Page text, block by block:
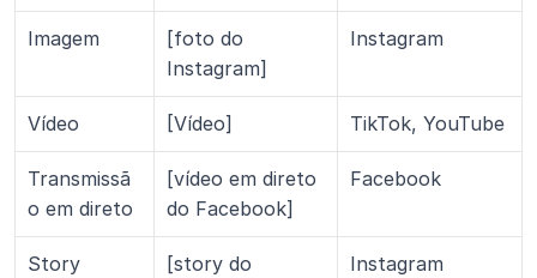
Imagem
[foto do
Instagram]
Instagram
Vídeo [Vídeo] TikTok, YouTube
Transmissã
o em direto
[vídeo em direto
do Facebook]
Facebook
Story
[story do
Instagram